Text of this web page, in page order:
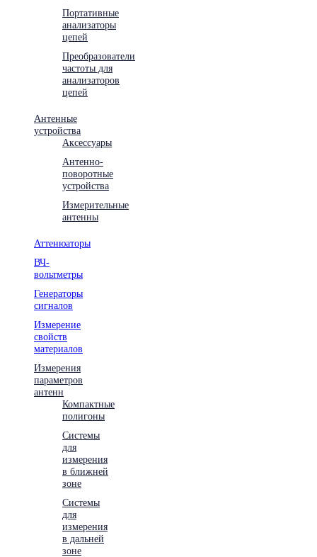
Портативные
анализаторы
цепей
Преобразователи
частоты для
анализаторов
цепей
Антенные
устройства
Аксессуары
Антенно-
поворотные
устройства
Измерительные
антенны
Аттенюаторы
ВЧ-
вольтметры
Генераторы
сигналов
Измерение
свойств
материалов
Измерения
параметров
антенн
Компактные
полигоны
Системы
для
измерения
в ближней
зоне
Системы
для
измерения
в дальней
зоне